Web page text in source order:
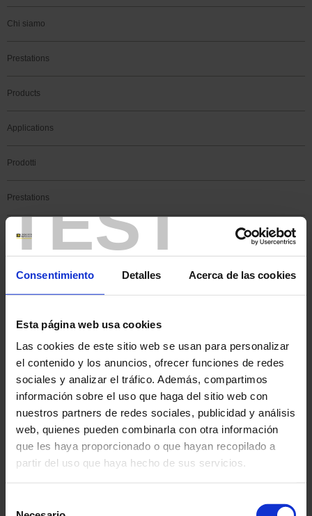
TEST
Consentimiento Detalles Acerca de las cookies
Esta página web usa cookies
Las cookies de este sitio web se usan para personalizar
el contenido y los anuncios, ofrecer funciones de redes
sociales y analizar el tráfico. Además, compartimos
información sobre el uso que haga del sitio web con
nuestros partners de redes sociales, publicidad y análisis
web, quienes pueden combinarla con otra información
que les haya proporcionado o que hayan recopilado a
partir del uso que haya hecho de sus servicios.
privacidad
Chi siamo
Prestations
Products
Applications
Prodotti
Prestations
Neuigkeiten
GDPR